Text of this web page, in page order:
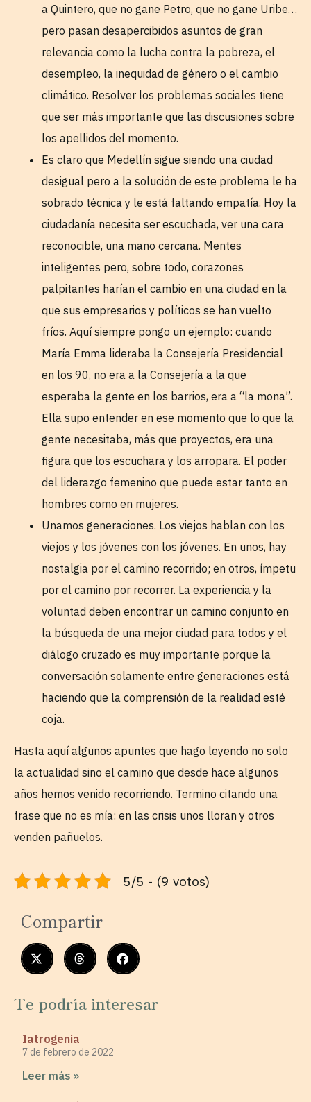
a Quintero, que no gane Petro, que no gane Uribe…
pero pasan desapercibidos asuntos de gran
relevancia como la lucha contra la pobreza, el
desempleo, la inequidad de género o el cambio
climático. Resolver los problemas sociales tiene
que ser más importante que las discusiones sobre
los apellidos del momento.
Es claro que Medellín sigue siendo una ciudad
desigual pero a la solución de este problema le ha
sobrado técnica y le está faltando empatía. Hoy la
ciudadanía necesita ser escuchada, ver una cara
reconocible, una mano cercana. Mentes
inteligentes pero, sobre todo, corazones
palpitantes harían el cambio en una ciudad en la
que sus empresarios y políticos se han vuelto
fríos. Aquí siempre pongo un ejemplo: cuando
María Emma lideraba la Consejería Presidencial
en los 90, no era a la Consejería a la que
esperaba la gente en los barrios, era a “la mona”.
Ella supo entender en ese momento que lo que la
gente necesitaba, más que proyectos, era una
figura que los escuchara y los arropara. El poder
del liderazgo femenino que puede estar tanto en
hombres como en mujeres.
Unamos generaciones. Los viejos hablan con los
viejos y los jóvenes con los jóvenes. En unos, hay
nostalgia por el camino recorrido; en otros, ímpetu
por el camino por recorrer. La experiencia y la
voluntad deben encontrar un camino conjunto en
la búsqueda de una mejor ciudad para todos y el
diálogo cruzado es muy importante porque la
conversación solamente entre generaciones está
haciendo que la comprensión de la realidad esté
coja.
Hasta aquí algunos apuntes que hago leyendo no solo
la actualidad sino el camino que desde hace algunos
años hemos venido recorriendo. Termino citando una
frase que no es mía: en las crisis unos lloran y otros
venden pañuelos.
5/5 - (9 votos)
Compartir
Te podría interesar
Iatrogenia
7 de febrero de 2022
Leer más »